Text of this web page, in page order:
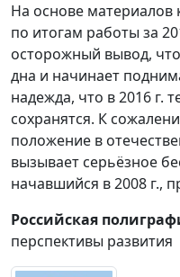
На основе материалов
по итогам работы за
осторожный вывод,
дна и начинает
надежда, что в 2016 г.
сохранятся. К
положение в
вызывает серьёзное
начавшийся в 2008 г.,
Российская
перспективы развития